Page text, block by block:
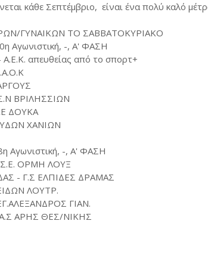
κάθε Σεπτέμβριο, είναι ένα πολύ καλό
ΓΥΝΑΙΚΩΝ ΤΟ ΣΑΒΒΑΤΟΚΥΡΙΑΚΟ
Αγωνιστική, -, Α' ΦΑΣΗ
απευθείας από το σπορτ+
ΒΡΙΛΗΣΣΙΩΝ
ΔΟΥΚΑ
ΧΑΝΙΩΝ
Αγωνιστική, -, Α' ΦΑΣΗ
ΟΡΜΗ ΛΟΥΞ
- Γ.Σ ΕΛΠΙΔΕΣ ΔΡΑΜΑΣ
ΛΟΥΤΡ.
ΓΙΑΝ.
ΑΡΗΣ ΘΕΣ/ΝΙΚΗΣ